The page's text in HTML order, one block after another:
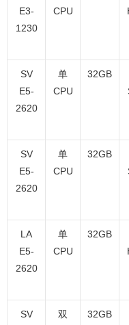
E3-
1230
CPU
SV
E5-
2620
单
CPU
32GB
SV
E5-
2620
单
CPU
32GB
LA
E5-
2620
单
CPU
32GB
SV 双 32GB